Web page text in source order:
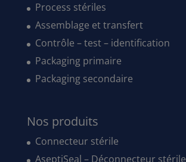
Process stériles
Assemblage et transfert
Contrôle – test – identification
Packaging primaire
Packaging secondaire
Nos produits
Connecteur stérile
AseptiSeal – Déconnecteur stérile